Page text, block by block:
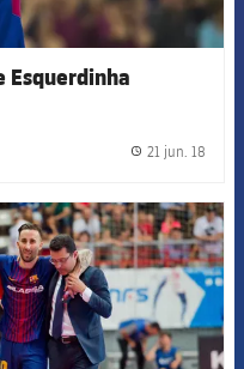
Esquerdinha
21 jun. 18
Barcelona badge